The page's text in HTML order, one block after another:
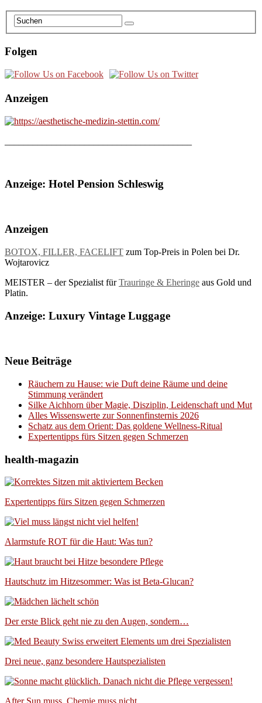
Folgen
Anzeigen
Anzeige: Hotel Pension Schleswig
Anzeigen
BOTOX, FILLER, FACELIFT zum Top-Preis in Polen bei Dr.
Wojtarovicz
MEISTER – der Spezialist fürTrauringe & Eheringe aus Gold und
Platin.
Anzeige: Luxury Vintage Luggage
Neue Beiträge
Räuchern zu Hause: wie Duft deine Räume und deine
Stimmung verändert
Silke Aichhorn über Magie, Disziplin, Leidenschaft und Mut
Alles Wissenswerte zur Sonnenfinsternis 2026
Schatz aus dem Orient: Das goldene Wellness-Ritual
Expertentipps fürs Sitzen gegen Schmerzen
health-magazin
Expertentipps fürs Sitzen gegen Schmerzen
Alarmstufe ROT für die Haut: Was tun?
Hautschutz im Hitzesommer: Was ist Beta-Glucan?
Der erste Blick geht nie zu den Augen, sondern…
Drei neue, ganz besondere Hautspezialisten